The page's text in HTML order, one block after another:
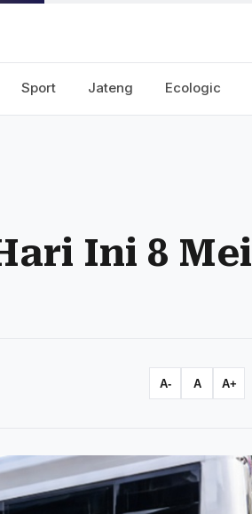
Sport Jateng Ecologic
Ini 8 Mei
A- A A+